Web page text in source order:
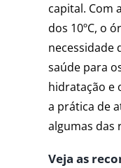
capital. Com
dos 10ºC, o
necessidade
saúde para
hidratação e
a prática de
algumas das
Veja as